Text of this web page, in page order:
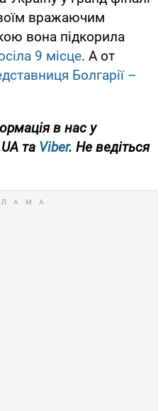
вражаючим
вона підкорила
9 місце. А от
Болгарії –
в нас у
та Viber. Не ведіться